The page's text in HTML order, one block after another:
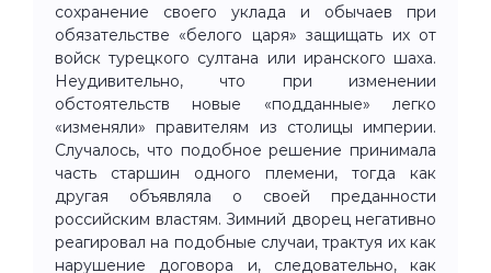
сохранение своего уклада и обычаев при
обязательстве «белого царя» защищать их от
войск турецкого султана или иранского шаха.
Неудивительно, что при изменении
обстоятельств новые «подданные» легко
«изменяли» правителям из столицы империи.
Случалось, что подобное решение принимала
часть старшин одного племени, тогда как
другая объявляла о своей преданности
российским властям. Зимний дворец негативно
реагировал на подобные случаи, трактуя их как
нарушение договора и, следовательно, как